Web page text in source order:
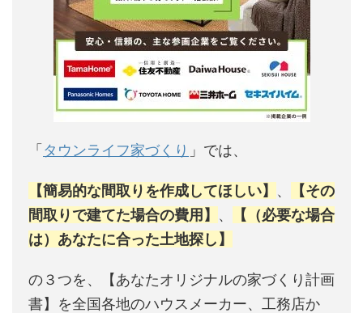
「 タウンライフ家づくり 」では、
【簡易的な間取りを作成してほしい】 、
【その
間取りで建てた場合の費用】 、
【（必要な場合
は）あなたに合った土地探し】
の３つを、【あなたオリジナルの家づくり計画
書】を全国各地のハウスメーカー、工務店か